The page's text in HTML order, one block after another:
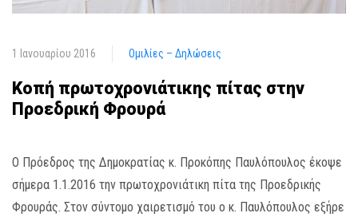
1 Ιανουαρίου 2016 Ομιλίες – Δηλώσεις
Κοπή πρωτοχρονιάτικης πίτας στην
Προεδρική Φρουρά
Ο Πρόεδρος της Δημοκρατίας κ. Προκόπης Παυλόπουλος έκοψε
σήμερα 1.1.2016 την πρωτοχρονιάτικη πίτα της Προεδρικής
Φρουράς. Στον σύντομο χαιρετισμό του ο κ. Παυλόπουλος εξήρε